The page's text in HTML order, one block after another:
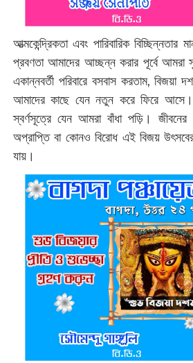
আত্মকেন্দ্রিকতা এবং পারিবারিক
প্রবণতা আমাদের আচ্ছন্ন করার পূর্বে আমরা
একান্নবর্তী পরিবারে বসবাস করতাম, বিজয়া
আমাদের কাছে যেন নতুন করে ফিরে
স্বর্ণসূত্রে যেন আমরা বাঁধা পড়ি। জীবনের
অপ্রাপ্তি বা কোনও বিরোধ এই বিজয়
যায়।